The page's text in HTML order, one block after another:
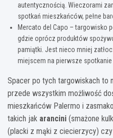
autentycznością. Wieczorami
spotkań mieszkańców, pełne
Mercato del Capo – targowisko
gdzie oprócz produktów
pamiątki. Jest nieco mniej
miejscem na pierwsze
Spacer po tych targowiskach to
przede wszystkim możliwość
mieszkańców Palermo i
takich jak arancini (smażone
(placki z mąki z ciecierzycy) czy